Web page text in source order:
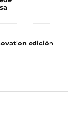
edición